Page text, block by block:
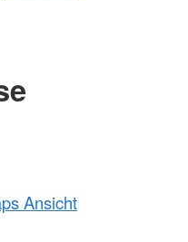
Ansicht